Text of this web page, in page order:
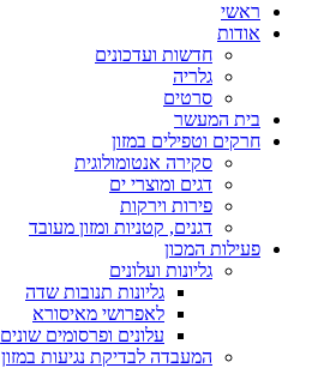
ראשי
אודות
חדשות ועדכונים
גלריה
סרטים
בית המעשר
חרקים וטפילים במזון
סקירה אנטומולוגית
דגים ומוצרי ים
פירות וירקות
דגנים, קטניות ומזון מעובד
פעילות המכון
גליונות ועלונים
גליונות תנובות שדה
לאפרושי מאיסורא
עלונים ופרסומים שונים
המעבדה לבדיקת נגיעות במזון